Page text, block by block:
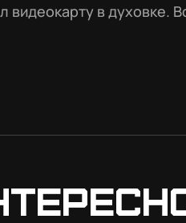
видеокарту в духовке.